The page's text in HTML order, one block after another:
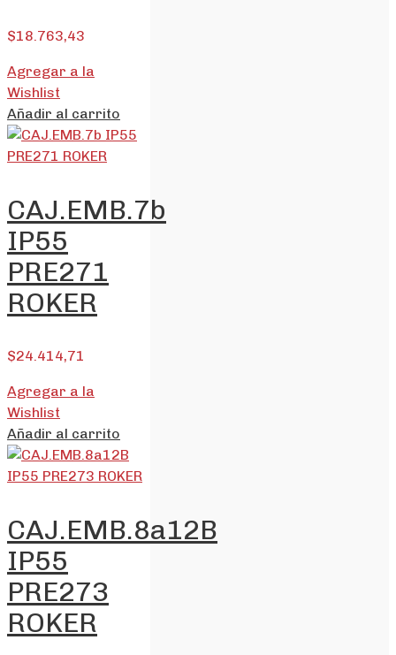
$18.763,43
Agregar a la
Wishlist
Añadir al carrito
CAJ.EMB.7b
IP55
PRE271
ROKER
$24.414,71
Agregar a la
Wishlist
Añadir al carrito
CAJ.EMB.8a12B
IP55
PRE273
ROKER